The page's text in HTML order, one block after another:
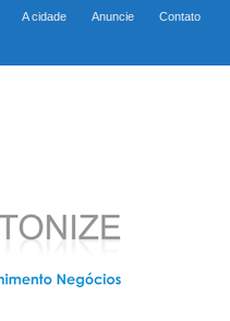
A cidade Anuncie Contato